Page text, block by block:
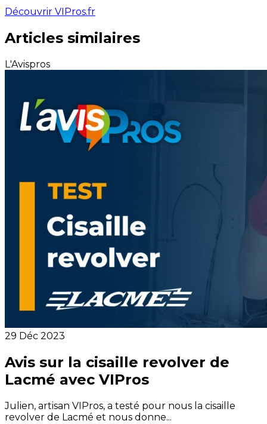
Découvrir VIPros.fr
Articles similaires
L'Avispros
29 Déc 2023
Avis sur la cisaille revolver de
Lacmé avec VIPros
Julien, artisan VIPros, a testé pour nous la cisaille
revolver de Lacmé et nous donne...